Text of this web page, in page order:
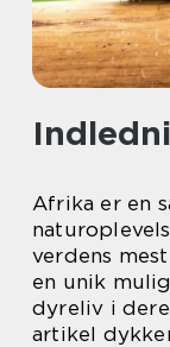
Afrika er en
verdens
en unik
dyreliv i
artikel